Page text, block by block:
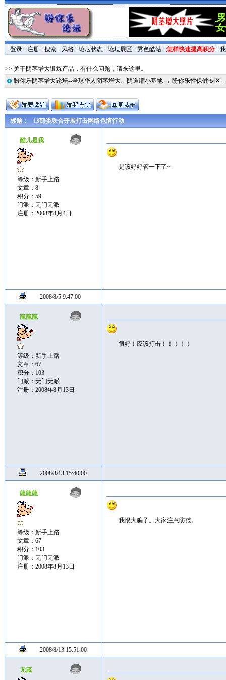
登录 注册 搜索 风格 论坛状态 论坛展区 秀色酷站 怎样快速提高积分
>> 关于阴茎增大锻炼产品，有什么问题，请来这里。
盼你乐阴茎增大论坛--全球华人阴茎增大、阴道缩小基地→ 盼你乐性保健专区
标题： 13部委联合开展打击网络色情行动
酷儿是我
等级：新手上路
文章：8
积分：59
门派：无门无派
注册：2008年8月4日
是该好好管一下了~
2008/8/5 9:47:00
龍龍龍
等级：新手上路
文章：67
积分：103
门派：无门无派
注册：2008年8月13日
很好！应该打击！！！！！
2008/8/13 15:40:00
龍龍龍
等级：新手上路
文章：67
积分：103
门派：无门无派
注册：2008年8月13日
我恨大骗子。大家注意防范。
2008/8/13 15:51:00
无箴